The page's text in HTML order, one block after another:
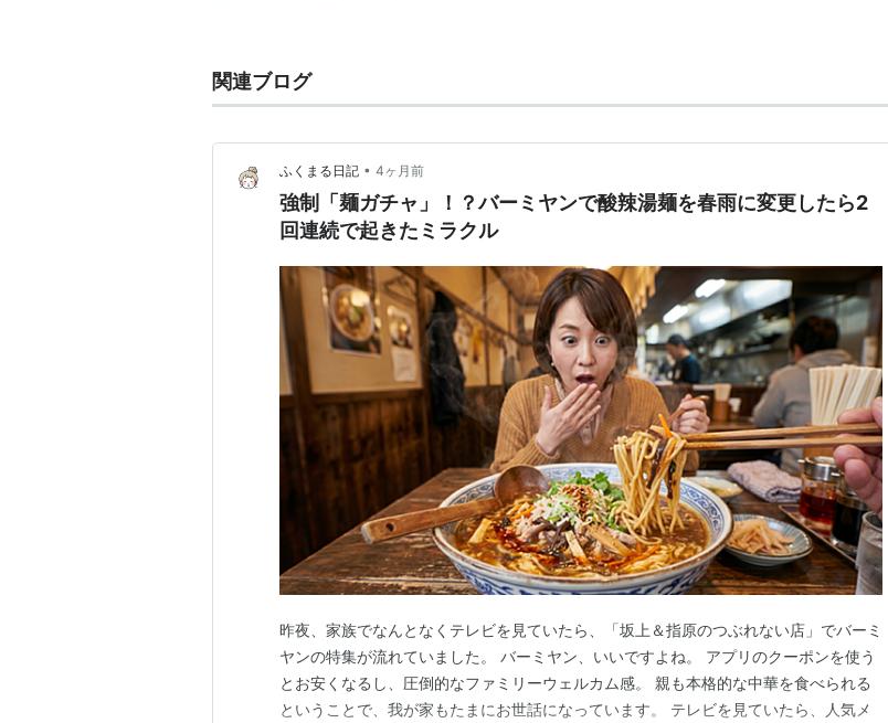
関連ブログ
ふくまる日記 • 4ヶ月前
強制「麺ガチャ」！？バーミヤンで酸辣湯麺を春雨に変更したら2
回連続で起きたミラクル
昨夜、家族でなんとなくテレビを見ていたら、「坂上＆指原のつぶれない店」でバーミ
ヤンの特集が流れていました。 バーミヤン、いいですよね。 アプリのクーポンを使う
とお安くなるし、圧倒的なファミリーウェルカム感。 親も本格的な中華を食べられる
ということで、我が家もたまにお世話になっています。 テレビを見ていたら、人気メ